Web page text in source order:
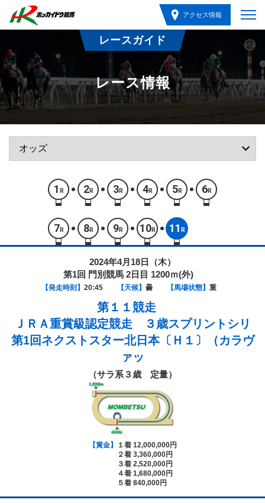
アクセス情報
レースガイド
レース情報
1 R 2R 3R 4R 5R 6R
7 R 8R 9R 10R 11 R
2024年4月18日（木）
第1回 門別競馬 2日目 1200ｍ(外)
【発走時刻】 20:45 【天候】 曇 【馬場状態】 重
第１１競走
ＪＲＡ重賞級認定競走 ３歳スプリントシリ
第1回ネクストスター北日本〔Ｈ１〕（カラヴ
ァッ
（サラ系３歳 定量）
【賞金】
１着 12,000,000円
２着 3,360,000円
３着 2,520,000円
４着 1,680,000円
５着 840,000円